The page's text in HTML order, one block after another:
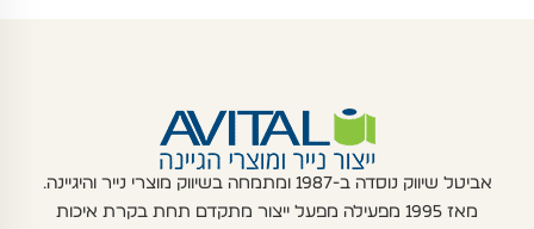
אביטל שיווק נוסדה ב-1987 ומתמחה בשיווק מוצרי נייר והיגיינה.
מאז 1995 מפעילה מפעל ייצור מתקדם תחת בקרת איכות